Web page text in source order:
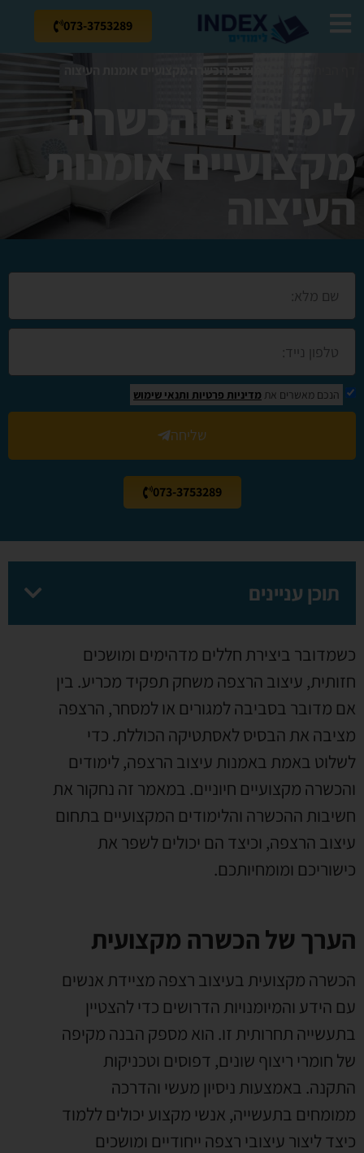
073-3753289
לימודים והכשרה מקצועיים אומנות העיצוה
לימודים והכשרה
מקצועיים אומנות
העיצוה
הנכם מאשרים את מדיניות פרטיות ותנאי שימוש
שליחה
073-3753289
תוכן עניינים
כשמדובר ביצירת חללים מדהימים ומושכים
חזותית, עיצוב הרצפה משחק תפקיד מכריע. בין
אם מדובר בסביבה למגורים או למסחר, הרצפה
מציבה את הבסיס לאסתטיקה הכוללת. כדי
לשלוט באמת באמנות עיצוב הרצפה, לימודים
והכשרה מקצועיים חיוניים. במאמר זה נחקור את
חשיבות ההכשרה והלימודים המקצועיים בתחום
עיצוב הרצפה, וכיצד הם יכולים לשפר את
כישוריכם ומומחיותכם.
הערך של הכשרה מקצועית
הכשרה מקצועית בעיצוב רצפה מציידת אנשים
עם הידע והמיומנויות הדרושים כדי להצטיין
בתעשייה תחרותית זו. הוא מספק הבנה מקיפה
של חומרי ריצוף שונים, דפוסים וטכניקות
התקנה. באמצעות ניסיון מעשי והדרכה
ממומחים בתעשייה, אנשי מקצוע יכולים ללמוד
כיצד ליצור עיצובי רצפה ייחודיים ומושכים